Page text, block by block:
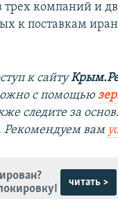
трех компаний и
к поставкам
к сайту
с помощью
следите за
вам
читать >